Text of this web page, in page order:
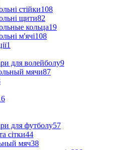
стійки108
щити82
кольца19
м'ячі108
1
для волейболу9
мячи87
для футболу57
сітки44
мяч38